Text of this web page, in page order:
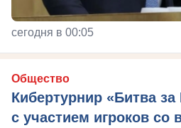
сегодня в 00:05
Общество
Кибертурнир «Битва
с участием игроков со